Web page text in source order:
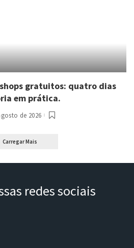
gratuitos: quatro dias
em prática.
de 2026
Carregar Mais
redes sociais